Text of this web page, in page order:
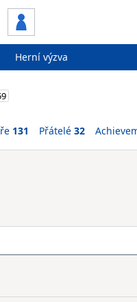
Herní výzva
131 Přátelé 32